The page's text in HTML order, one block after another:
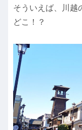
そういえば、川越
どこ！？